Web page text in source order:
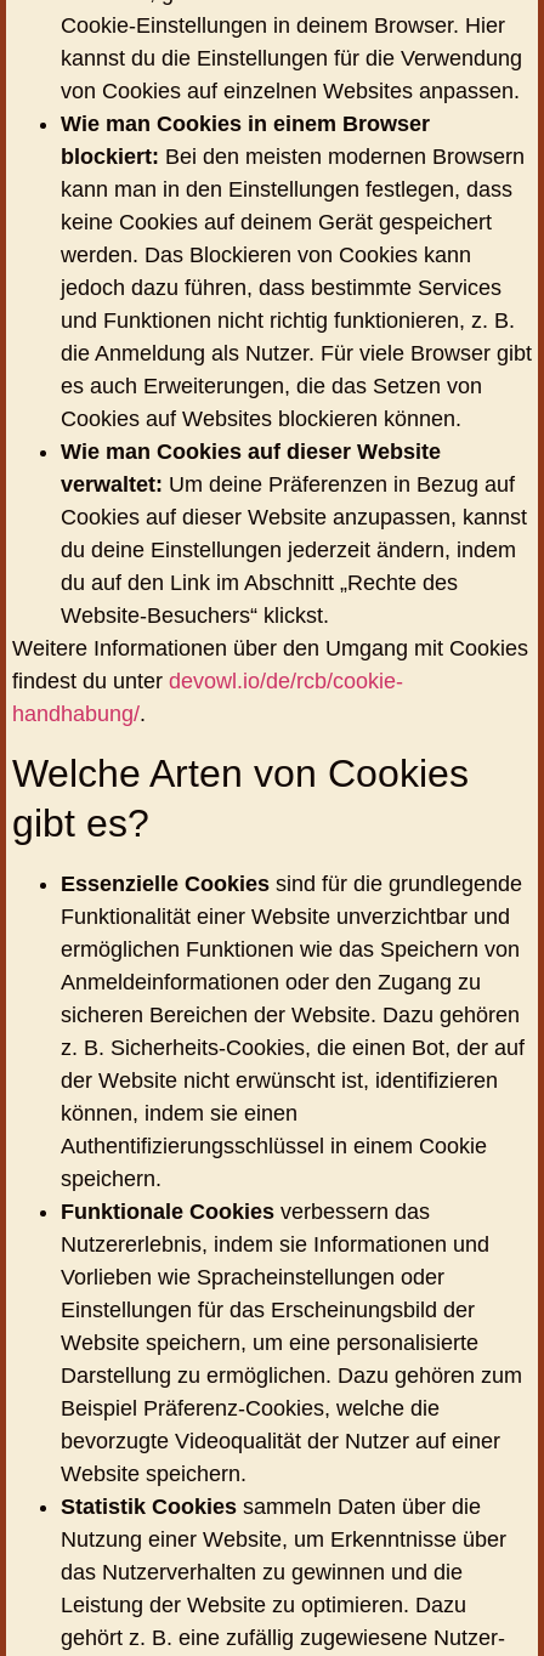
Cookie-Einstellungen in deinem Browser. Hier
kannst du die Einstellungen für die Verwendung
von Cookies auf einzelnen Websites anpassen.
Wie man Cookies in einem Browser
blockiert: Bei den meisten modernen Browsern
kann man in den Einstellungen festlegen, dass
keine Cookies auf deinem Gerät gespeichert
werden. Das Blockieren von Cookies kann
jedoch dazu führen, dass bestimmte Services
und Funktionen nicht richtig funktionieren, z. B.
die Anmeldung als Nutzer. Für viele Browser gibt
es auch Erweiterungen, die das Setzen von
Cookies auf Websites blockieren können.
Wie man Cookies auf dieser Website
verwaltet: Um deine Präferenzen in Bezug auf
Cookies auf dieser Website anzupassen, kannst
du deine Einstellungen jederzeit ändern, indem
du auf den Link im Abschnitt „Rechte des
Website-Besuchers“ klickst.
Weitere Informationen über den Umgang mit Cookies
findest du unter devowl.io/de/rcb/cookie-
handhabung/.
Welche Arten von Cookies
gibt es?
Essenzielle Cookies sind für die grundlegende
Funktionalität einer Website unverzichtbar und
ermöglichen Funktionen wie das Speichern von
Anmeldeinformationen oder den Zugang zu
sicheren Bereichen der Website. Dazu gehören
z. B. Sicherheits-Cookies, die einen Bot, der auf
der Website nicht erwünscht ist, identifizieren
können, indem sie einen
Authentifizierungsschlüssel in einem Cookie
speichern.
Funktionale Cookies verbessern das
Nutzererlebnis, indem sie Informationen und
Vorlieben wie Spracheinstellungen oder
Einstellungen für das Erscheinungsbild der
Website speichern, um eine personalisierte
Darstellung zu ermöglichen. Dazu gehören zum
Beispiel Präferenz-Cookies, welche die
bevorzugte Videoqualität der Nutzer auf einer
Website speichern.
Statistik Cookies sammeln Daten über die
Nutzung einer Website, um Erkenntnisse über
das Nutzerverhalten zu gewinnen und die
Leistung der Website zu optimieren. Dazu
gehört z. B. eine zufällig zugewiesene Nutzer-